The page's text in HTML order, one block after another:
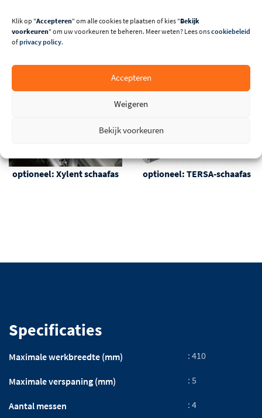
Klik op "Accepteren" om alle cookies te plaatsen of kies "Bekijk
voorkeuren" om uw voorkeuren te beheren. Meer weten? Lees onscookiebeleid
ofprivacy policy.
Accepteren
Weigeren
Bekijk voorkeuren
optioneel: Xylent schaafas optioneel: TERSA-schaafas
Specificaties
Maximale werkbreedte (mm) : 410
Maximale verspaning (mm) : 5
Aantal messen : 4